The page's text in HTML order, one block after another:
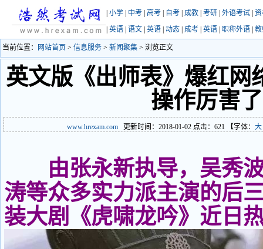
小学 中考 高考 自考 成教 考研 外语考试
英语 语文 英语 动态 成考 英语 职称外语
当前位置： 网站首页 > 信息服务 > 新闻聚集 > 浏览正文
英文版《出师表》爆红网
操作厉害了
www.hrexam.com 更新时间：2018-01-02 点击： 621 【字体： 大
由张永新执导，吴秀
涛等众多实力派主演的后
装大剧《虎啸龙吟》近日